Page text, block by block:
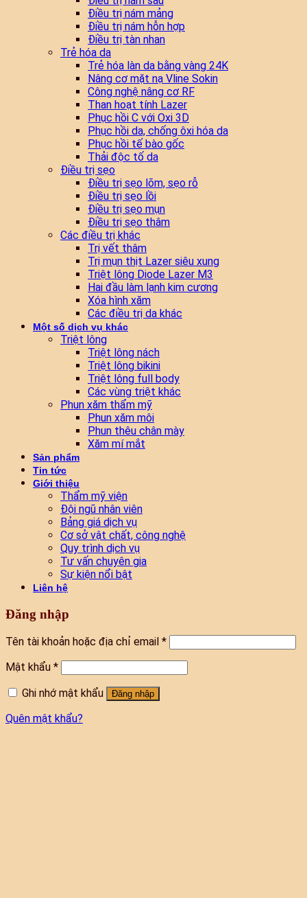
Điều trị nám mảng
Điều trị nám hỗn hợp
Điều trị tàn nhan
Trẻ hóa da
Trẻ hóa làn da bằng vàng 24K
Nâng cơ mặt nạ Vline Sokin
Công nghệ nâng cơ RF
Than hoạt tính Lazer
Phục hồi C với Oxi 3D
Phục hồi da, chống ôxi hóa da
Phục hồi tế bào gốc
Thải độc tố da
Điều trị sẹo
Điều trị sẹo lõm, sẹo rỗ
Điều trị sẹo lồi
Điều trị sẹo mụn
Điều trị sẹo thâm
Các điều trị khác
Trị vết thâm
Trị mụn thịt Lazer siêu xung
Triệt lông Diode Lazer M3
Hai đầu làm lạnh kim cương
Xóa hình xăm
Các điều trị da khác
Một số dịch vụ khác
Triệt lông
Triệt lông nách
Triệt lông bikini
Triệt lông full body
Các vùng triệt khác
Phun xăm thẩm mỹ
Phun xăm môi
Phun thêu chân mày
Xăm mí mắt
Sản phẩm
Tin tức
Giới thiệu
Thẩm mỹ viện
Đội ngũ nhân viên
Bảng giá dịch vụ
Cơ sở vật chất, công nghệ
Quy trình dịch vụ
Tư vấn chuyên gia
Sự kiện nổi bật
Liên hệ
Đăng nhập
Tên tài khoản hoặc địa chỉ email *
Mật khẩu *
Ghi nhớ mật khẩu
Đăng nhập
Quên mật khẩu?